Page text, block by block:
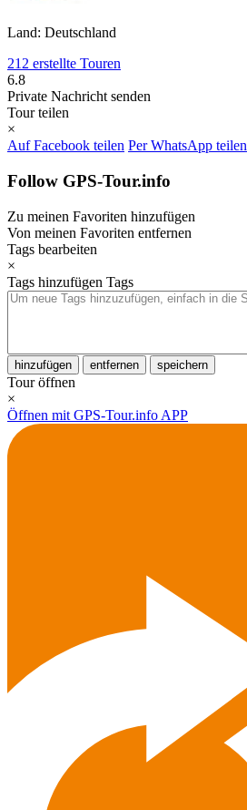
Land: Deutschland
212 erstellte Touren
6.8
Private Nachricht senden
Tour teilen
×
Auf Facebook teilen Per WhatsApp teilen
Follow GPS-Tour.info
Zu meinen Favoriten hinzufügen
Von meinen Favoriten entfernen
Tags bearbeiten
×
Tags hinzufügen Tags
hinzufügen entfernen speichern
Tour öffnen
×
Öffnen mit GPS-Tour.info APP